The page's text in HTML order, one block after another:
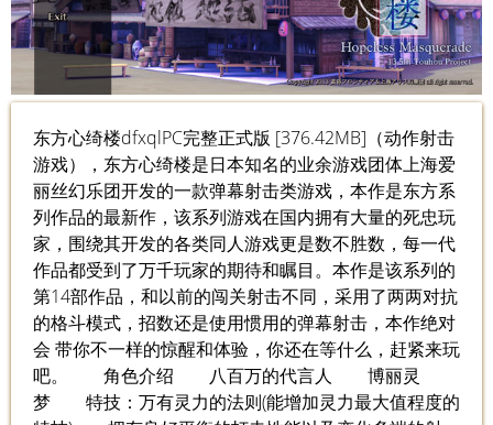
东方心绮楼dfxqlPC完整正式版 [376.42MB]（动作射击
游戏），东方心绮楼是日本知名的业余游戏团体上海爱
丽丝幻乐团开发的一款弹幕射击类游戏，本作是东方系
列作品的最新作，该系列游戏在国内拥有大量的死忠玩
家，围绕其开发的各类同人游戏更是数不胜数，每一代
作品都受到了万千玩家的期待和瞩目。本作是该系列的
第14部作品，和以前的闯关射击不同，采用了两两对抗
的格斗模式，招数还是使用惯用的弹幕射击，本作绝对
会 带你不一样的惊醒和体验，你还在等什么，赶紧来玩
吧。 角色介绍 八百万的代言人 博丽灵
梦 特技：万有灵力的法则(能增加灵力最大值程度的